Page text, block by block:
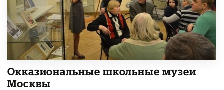
​Окказиональные школьные музеи
Москвы